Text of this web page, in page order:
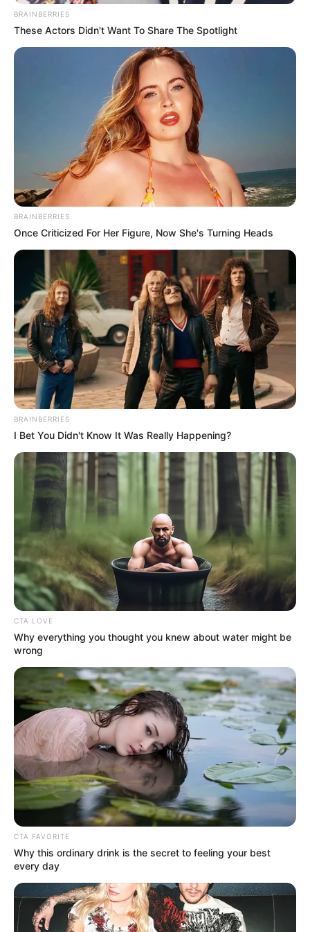
τόσο νωρίς
Εύβοια: Θρήνος για παλικάρι που δεν
κατάφερε να κρατηθεί στην ζωή
Ακολουθήστε το evianews.com στο
ΤΑ ΠΙΟ ΔΗΜΟΦΙΛΗ
BRAINBERRIES
These Actors Didn't Want To Share The Spotlight
BRAINBERRIES
Once Criticized For Her Figure, Now She's Turning Heads
BRAINBERRIES
I Bet You Didn't Know It Was Really Happening?
CTA LOVE
Why everything you thought you knew about water might be
wrong
CTA FAVORITE
Why this ordinary drink is the secret to feeling your best
every day